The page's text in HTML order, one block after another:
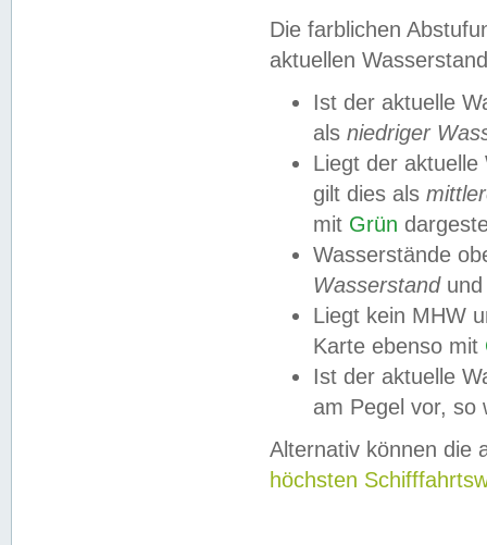
Die farblichen
aktuellen
Ist der aktuelle
als niedriger
Liegt der
gilt dies als
mit Grün
Wasserstände
Wasserstandund
Liegt kein MHW
Karte ebenso mit
Ist der aktuelle
am Pegel vor,
Alternativ können die
höchsten